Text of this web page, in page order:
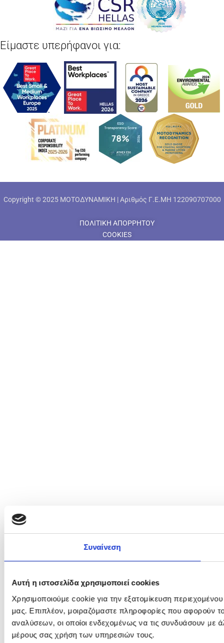
Συναίνεση
Αυτή η ιστοσελίδα χρησιμοποιεί cookies
Χρησιμοποιούμε cookie για την εξατομίκευση
μας. Επιπλέον, μοιραζόμαστε πληροφορίες που αφορούν
αναλύσεων, οι οποίοι ενδεχομένως να τις συνδυάσουν με
μέρους σας χρήση των υπηρεσιών τους.
Είμαστε υπερήφανοι για:
Copyright © 2025 ΜΟΤΟΔΥΝΑΜΙΚΗ | Αριθμός Γ.Ε.ΜΗ 122090707000
ΠΟΛΙΤΙΚΗ ΑΠΟΡΡΗΤΟΥ
COOKIES